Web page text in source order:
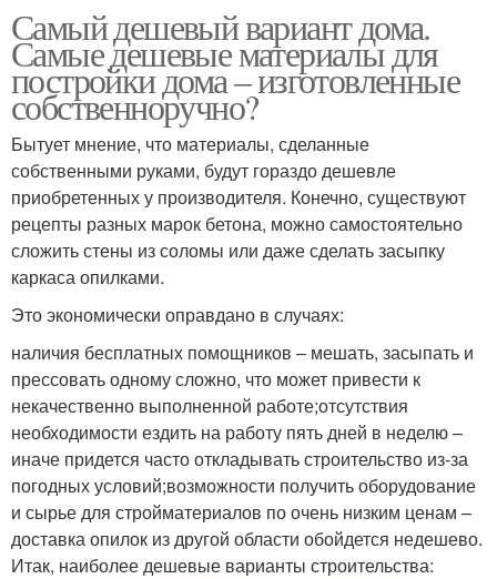
Самый дешевый вариант дома.
Самые дешевые материалы для
постройки дома – изготовленные
собственноручно?
Бытует мнение, что материалы, сделанные
собственными руками, будут гораздо дешевле
приобретенных у производителя. Конечно, существуют
рецепты разных марок бетона, можно самостоятельно
сложить стены из соломы или даже сделать засыпку
каркаса опилками.
Это экономически оправдано в случаях:
наличия бесплатных помощников – мешать, засыпать и
прессовать одному сложно, что может привести к
некачественно выполненной работе;отсутствия
необходимости ездить на работу пять дней в неделю –
иначе придется часто откладывать строительство из-за
погодных условий;возможности получить оборудование
и сырье для стройматериалов по очень низким ценам –
доставка опилок из другой области обойдется недешево.
Итак, наиболее дешевые варианты строительства: